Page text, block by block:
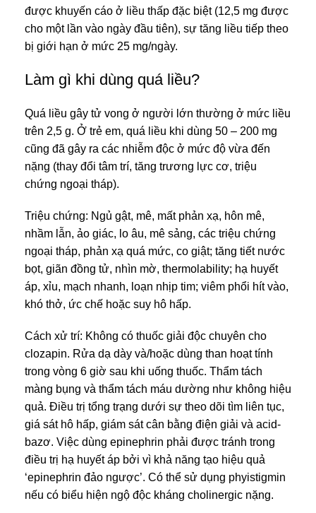
được khuyến cáo ở liều thấp đặc biệt (12,5 mg được
cho một lần vào ngày đầu tiên), sự tăng liều tiếp theo
bị giới hạn ở mức 25 mg/ngày.
Làm gì khi dùng quá liều?
Quá liều gây tử vong ở người lớn thường ở mức liều
trên 2,5 g. Ở trẻ em, quá liều khi dùng 50 – 200 mg
cũng đã gây ra các nhiễm độc ở mức độ vừa đến
nặng (thay đổi tâm trí, tăng trương lực cơ, triệu
chứng ngoại tháp).
Triệu chứng: Ngủ gật, mê, mất phản xạ, hôn mê,
nhầm lẫn, ảo giác, lo âu, mê sảng, các triệu chứng
ngoại tháp, phản xạ quá mức, co giật; tăng tiết nước
bọt, giãn đồng tử, nhìn mờ, thermolability; hạ huyết
áp, xỉu, mạch nhanh, loạn nhịp tim; viêm phổi hít vào,
khó thở, ức chế hoặc suy hô hấp.
Cách xử trí: Không có thuốc giải độc chuyên cho
clozapin. Rửa dạ dày và/hoặc dùng than hoạt tính
trong vòng 6 giờ sau khi uống thuốc. Thẩm tách
màng bụng và thẩm tách máu dường như không hiệu
quả. Điều trị tổng trạng dưới sự theo dõi tìm liên tục,
giá sát hô hấp, giám sát cân bằng điện giải và acid-
bazơ. Việc dùng epinephrin phải được tránh trong
điều trị hạ huyết áp bởi vì khả năng tạo hiệu quả
‘epinephrin đảo ngược’. Có thể sử dụng phyistigmin
nếu có biểu hiện ngộ độc kháng cholinergic nặng.